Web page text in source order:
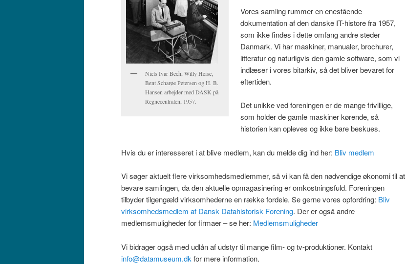
Niels Ivar Bech, Willy Heise,
Bent Scharøe Petersen og H. B.
Hansen arbejder med DASK på
Regnecentralen, 1957.
Vores samling rummer en enestående
dokumentation af den danske IT-histore fra 1957,
som ikke findes i dette omfang andre steder
Danmark. Vi har maskiner, manualer, brochurer,
litteratur og naturligvis den gamle software, som vi
indlæser i vores bitarkiv, så det bliver bevaret for
eftertiden.
Det unikke ved foreningen er de mange frivillige,
som holder de gamle maskiner kørende, så
historien kan opleves og ikke bare beskues.
Hvis du er interesseret i at blive medlem, kan du melde dig ind her: Bliv medlem
Vi søger aktuelt flere virksomhedsmedlemmer, så vi kan få den nødvendige økonomi til at
bevare samlingen, da den aktuelle opmagasinering er omkostningsfuld. Foreningen
tilbyder tilgengæld virksomhederne en række fordele. Se gerne vores opfordring: Bliv
virksomhedsmedlem af Dansk Datahistorisk Forening. Der er også andre
medlemsmuligheder for firmaer – se her: Medlemsmuligheder
Vi bidrager også med udlån af udstyr til mange film- og tv-produktioner. Kontakt
info@datamuseum.dk for mere information.